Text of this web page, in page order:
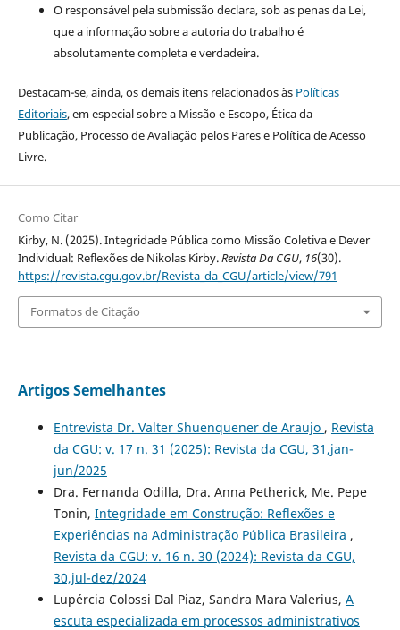
O responsável pela submissão declara, sob as penas da Lei,
que a informação sobre a autoria do trabalho é
absolutamente completa e verdadeira.
Destacam-se, ainda, os demais itens relacionados às Políticas
Editoriais, em especial sobre a Missão e Escopo, Ética da
Publicação, Processo de Avaliação pelos Pares e Política de Acesso
Livre.
Como Citar
Kirby, N. (2025). Integridade Pública como Missão Coletiva e Dever
Individual: Reflexões de Nikolas Kirby.Revista Da CGU, 16(30).
https://revista.cgu.gov.br/Revista_da_CGU/article/view/791
Formatos de Citação
Artigos Semelhantes
Entrevista Dr. Valter Shuenquener de Araujo , Revista
da CGU: v. 17 n. 31 (2025): Revista da CGU, 31,jan-
jun/2025
Dra. Fernanda Odilla, Dra. Anna Petherick, Me. Pepe
Tonin, Integridade em Construção: Reflexões e
Experiências na Administração Pública Brasileira ,
Revista da CGU: v. 16 n. 30 (2024): Revista da CGU,
30,jul-dez/2024
Lupércia Colossi Dal Piaz, Sandra Mara Valerius, A
escuta especializada em processos administrativos